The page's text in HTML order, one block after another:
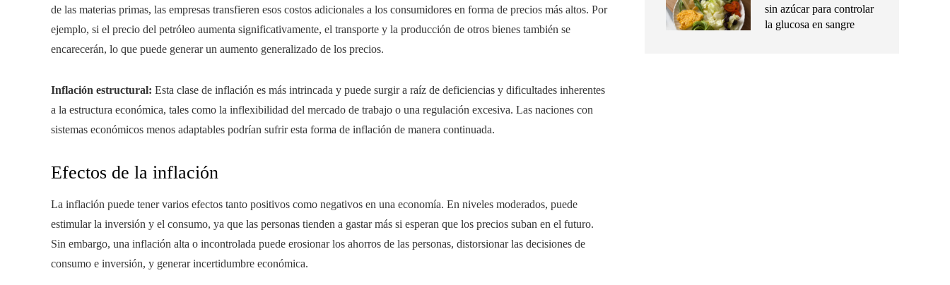
de las materias primas, las empresas transfieren esos costos adicionales a los consumidores en forma de precios más altos. Por
ejemplo, si el precio del petróleo aumenta significativamente, el transporte y la producción de otros bienes también se
encarecerán, lo que puede generar un aumento generalizado de los precios.
Inflación estructural: Esta clase de inflación es más intrincada y puede surgir a raíz de deficiencias y dificultades inherentes
a la estructura económica, tales como la inflexibilidad del mercado de trabajo o una regulación excesiva. Las naciones con
sistemas económicos menos adaptables podrían sufrir esta forma de inflación de manera continuada.
Efectos de la inflación
La inflación puede tener varios efectos tanto positivos como negativos en una economía. En niveles moderados, puede
estimular la inversión y el consumo, ya que las personas tienden a gastar más si esperan que los precios suban en el futuro.
Sin embargo, una inflación alta o incontrolada puede erosionar los ahorros de las personas, distorsionar las decisiones de
consumo e inversión, y generar incertidumbre económica.
sin azúcar para controlar
la glucosa en sangre